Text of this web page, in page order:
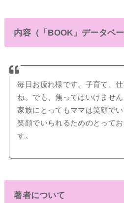
内容（「BOOK」データベー
毎日お疲れ様です。子育て、
ね。でも、焦ってはいけませ
家族にとってもママは笑顔で
笑顔でいられるためのとって
す。
著者について